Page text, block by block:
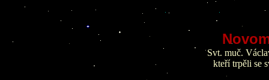
Svt. muč.
kteří trpěli se